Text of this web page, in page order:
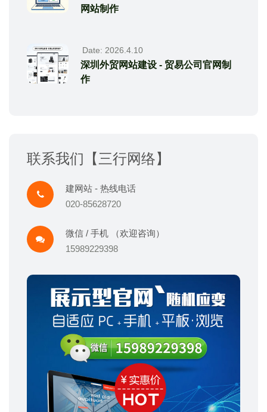
网站制作
Date: 2026.4.10
深圳外贸网站建设 - 贸易公司官网制
作
联系我们【三行网络】
建网站 - 热线电话
020-85628720
微信 / 手机 （欢迎咨询）
15989229398